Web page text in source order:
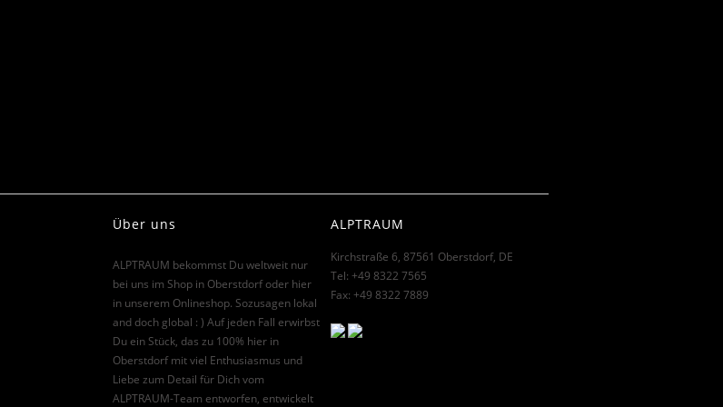
Über uns
ALPTRAUM bekommst Du weltweit nur
bei uns im Shop in Oberstdorf oder hier
in unserem Onlineshop. Sozusagen lokal
and doch global : ) Auf jeden Fall erwirbst
Du ein Stück, das zu 100% hier in
Oberstdorf mit viel Enthusiasmus und
Liebe zum Detail für Dich vom
ALPTRAUM-Team entworfen, entwickelt
ALPTRAUM
Kirchstraße 6, 87561 Oberstdorf, DE
Tel: +49 8322 7565
Fax: +49 8322 7889